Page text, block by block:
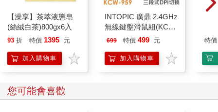
【澡享】茶萃液態皂
(絲絨白茶)800gx6入
93 折 特價 1395 元
加入購物車
INTOPIC 廣鼎 2.4GHz
無線鍵盤滑鼠組(KCW-
959)
699 特價 499 元
加入購物車
特價
您可能會喜歡